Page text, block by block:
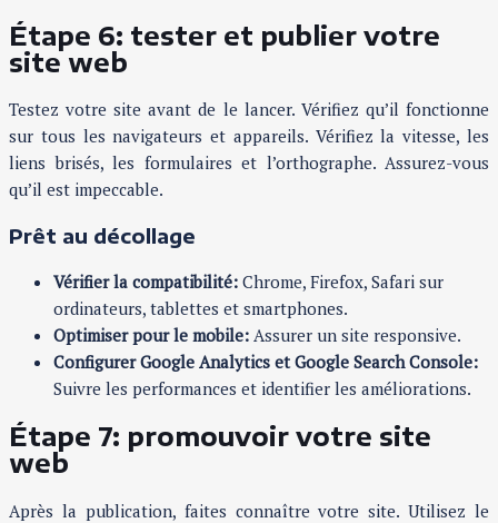
Étape 6: tester et publier votre
site web
Testez votre site avant de le lancer. Vérifiez qu’il fonctionne
sur tous les navigateurs et appareils. Vérifiez la vitesse, les
liens brisés, les formulaires et l’orthographe. Assurez-vous
qu’il est impeccable.
Prêt au décollage
Vérifier la compatibilité: Chrome, Firefox, Safari sur
ordinateurs, tablettes et smartphones.
Optimiser pour le mobile: Assurer un site responsive.
Configurer Google Analytics et Google Search Console:
Suivre les performances et identifier les améliorations.
Étape 7: promouvoir votre site
web
Après la publication, faites connaître votre site. Utilisez le